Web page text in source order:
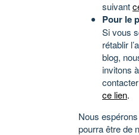
suivant
Pour le
Si vous
rétablir
blog,
invitons
ce lien.
Nous
pourra être de